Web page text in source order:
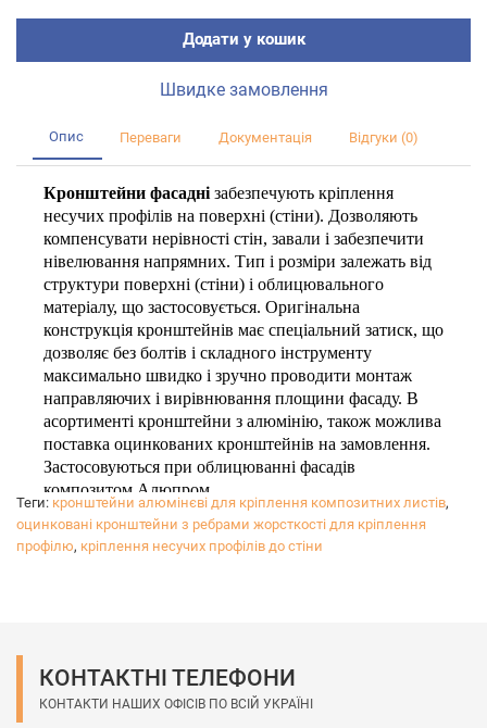
Додати у кошик
Швидке замовлення
Опис Переваги Документація Відгуки (0)
Кронштейни фасадні забезпечують кріплення
несучих профілів на поверхні (стіни). Дозволяють
компенсувати нерівності стін, завали і забезпечити
нівелювання напрямних. Тип і розміри залежать від
структури поверхні (стіни) і облицювального
матеріалу, що застосовується. Оригінальна
конструкція кронштейнів має спеціальний затиск, що
дозволяє без болтів і складного інструменту
максимально швидко і зручно проводити монтаж
направляючих і вирівнювання площини фасаду. В
асортименті кронштейни з алюмінію, також можлива
поставка оцинкованих кронштейнів на замовлення.
Застосовуються при облицюванні фасадів
композитом Алюпром.
Оцинковані кронштейни з ребром жорсткості-
альтернатива стандартним алюмінієвим
Розміри виробів вказані в форматі: товщина металу
Теги: кронштейни алюмінєві для кріплення композитних листів,
оцинковані кронштейни з ребрами жорсткості для кріплення
профілю, кріплення несучих профілів до стіни
КОНТАКТНІ ТЕЛЕФОНИ
КОНТАКТИ НАШИХ ОФІСІВ ПО ВСІЙ УКРАЇНІ